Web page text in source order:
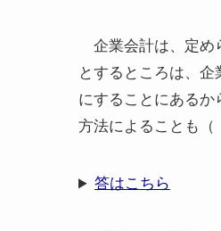
企業会計は、定め
とするところは、
にすることにある
方法によることも
答はこちら